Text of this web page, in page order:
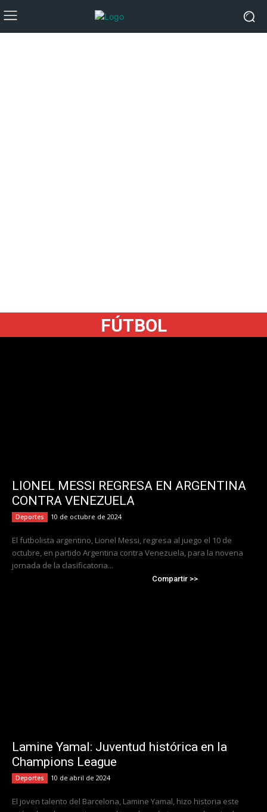
FÚTBOL
LIONEL MESSI REGRESA EN ARGENTINA
CONTRA VENEZUELA
Deportes 10 de octubre de 2024
El futbolista argentino, Lionel Messi, regresa al juego el 10 de
octubre, en partido Argentina contra Venezuela, para la novena
jornada de la clasificatoria...
Compartir >>
Lamine Yamal: Juventud histórica en la
Champions League
Deportes 10 de abril de 2024
El joven talento del Barcelona, Lamine Yamal, hizo historia este